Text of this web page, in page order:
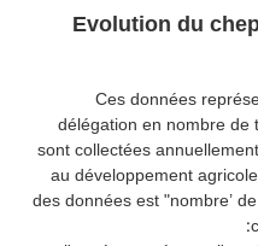
Evolution du
Ces données
délégation en nombre
sont collectées
au développement
des données est "nombre’